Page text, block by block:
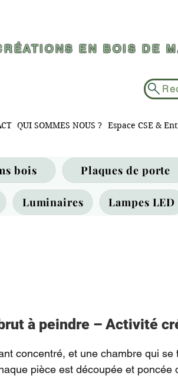
EN BOIS DE
QUI SOMMES NOUS ? Espace CSE &
bois Plaques de porte
Luminaires Lampes LED
à peindre – Activité
concentré, et une chambre qui
pièce est découpée et